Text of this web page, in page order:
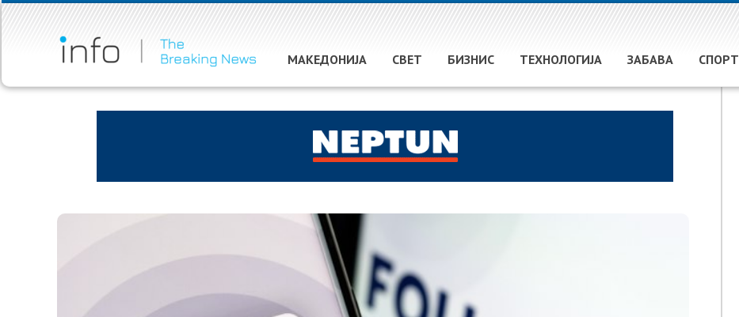
МАКЕДОНИЈА СВЕТ БИЗНИС ТЕХНОЛОГИЈА ЗАБАВА СПОРТ